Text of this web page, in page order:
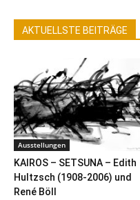
AKTUELLSTE BEITRÄGE
Ausstellungen
KAIROS – SETSUNA – Edith
Hultzsch (1908-2006) und
René Böll